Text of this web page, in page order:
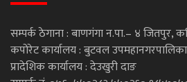
सम्पर्क ठेगाना : बाणगंगा न.पा.– ४ जितपुर,
कपोरेट कार्यालय : बुटवल
प्रादेशिक कार्यालय : देउखुरी दाङ